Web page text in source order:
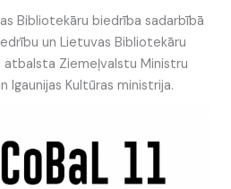
Bibliotekāru biedrība sadarbībā
un Lietuvas Bibliotekāru
atbalsta Ziemeļvalstu Ministru
Igaunijas Kultūras ministrija.